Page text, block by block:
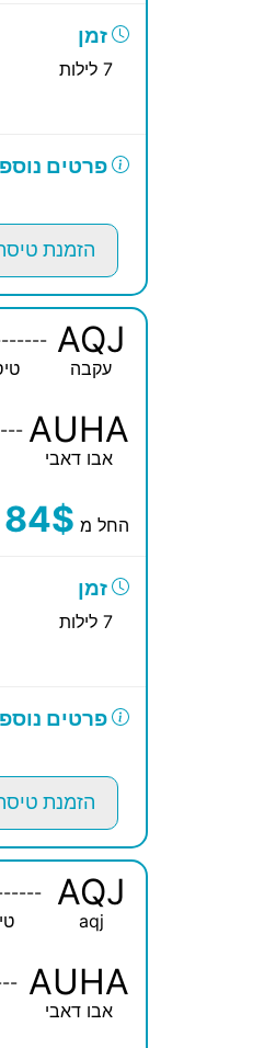
זמן
7 לילות
פרטים
הזמנת
AQJ
עקבה
AUHA
אבו דאבי
החל מ 84$
זמן
7 לילות
פרטים
הזמנת
AQJ
aqj
AUHA
אבו דאבי